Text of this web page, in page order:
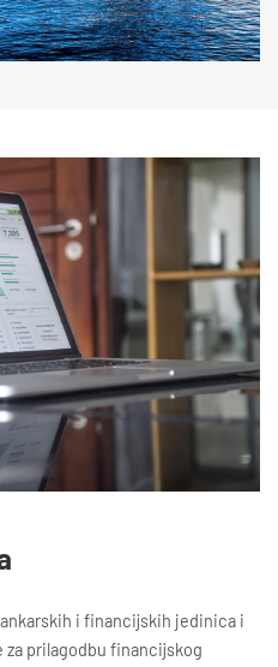
i financijskih jedinica i
za prilagodbu financijskog